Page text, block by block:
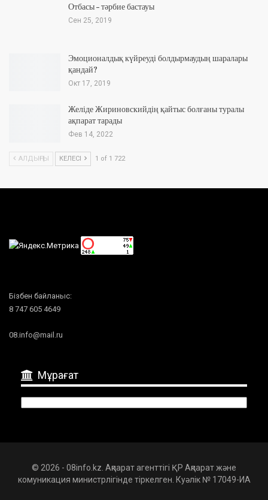
Отбасы – тәрбие бастауы
Сен 25, 2019
Эмоционалдық күйреуді болдырмаудың шаралары
қандай?
Окт 17, 2019
Желіде Жириновскийдің қайтыс болғаны туралы
ақпарат тарады
Фев 14, 2022
АЛДЫҢҒЫ КЕЛЕСІ 1 of 1 722
Бізбен байланыс:
8 747 605 4649
08.info@mail.ru
Мұрағат
© 2026 - 08info.kz. Ақпарат агенттігі ҚР Ақпарат және
комуникация министрлігінде тіркелген. Куәлік № 17049-ИА